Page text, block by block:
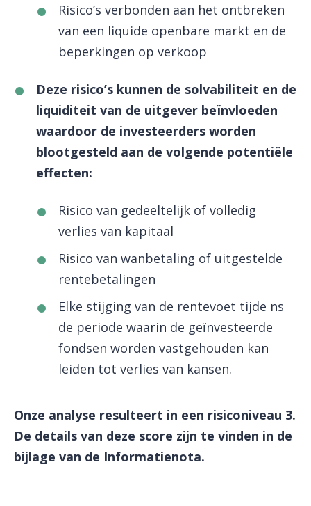
Risico’s verbonden aan het ontbreken
van een liquide openbare markt en de
beperkingen op verkoop
Deze risico’s kunnen de solvabiliteit en de
liquiditeit van de uitgever beïnvloeden
waardoor de investeerders worden
blootgesteld aan de volgende potentiële
effecten:
Risico van gedeeltelijk of volledig
verlies van kapitaal
Risico van wanbetaling of uitgestelde
rentebetalingen
Elke stijging van de rentevoet tijde ns
de periode waarin de geïnvesteerde
fondsen worden vastgehouden kan
leiden tot verlies van kansen.
Onze analyse resulteert in een risiconiveau 3.
De details van deze score zijn te vinden in de
bijlage van de Informatienota.